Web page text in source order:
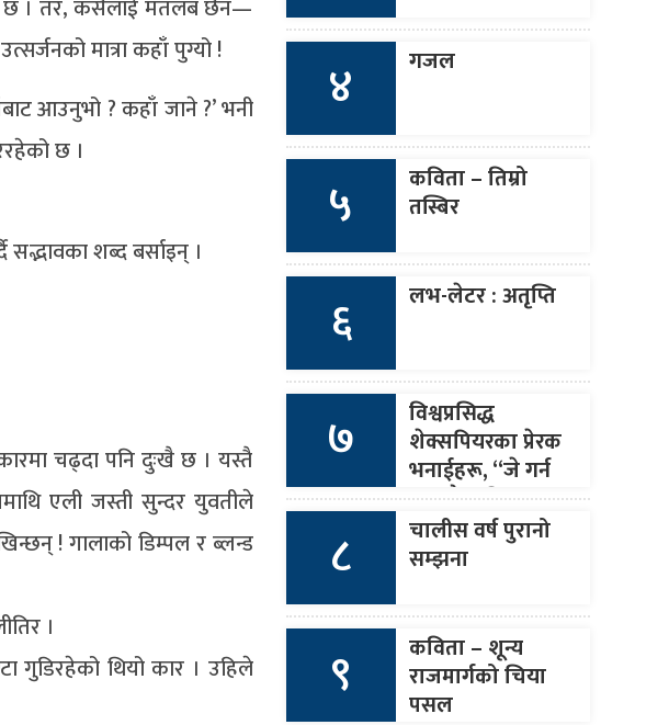
छ । तर, कसैलाई मतलब छैन—
मात्रा कहाँ पुग्यो !
आउनुभो ? कहाँ जाने ?’ भनी
छ ।
शब्द बर्साइन् ।
चढ्दा पनि दुःखै छ । यस्तै
एली जस्ती सुन्दर युवतीले
! गालाको डिम्पल र ब्लन्ड
।
गुडिरहेको थियो कार । उहिले
४ गजल
५ कविता – तिम्रो
तस्बिर
६ लभ-लेटर : अतृप्ति
७ विश्वप्रसिद्ध
शेक्सपियरका प्रेरक
भनाईहरू, “जे गर्न
सक्छौ त्यति मात्र
बोल र जे बोल्छौ
त्यही गर ।”
८ चालीस वर्ष पुरानो
सम्झना
९ कविता – शून्य
राजमार्गको चिया
पसल